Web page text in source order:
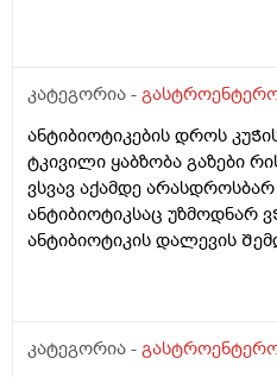
Შემდეგ.. ასევე კუᲭის
დახრისას დისკომფორტიდა
კუᲭის ანᲗების
გასტრიტის
დავლიე ერᲗი აბი და Თუარ
ან რამე მირᲩიეᲗ დავლიო
კატეგორია -
ანტიბიოტიკების დროს
ტკივილი ყაბზობა გაზები
ვსვავ აქამდე არასდროსბარ
ანტიბიოტიკსაც უზმოდნარ
ანტიბიოტიკის დალევის
კატეგორია -